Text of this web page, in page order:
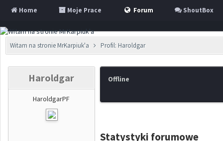
Home Moje Prace Forum ShoutBox
Witam na stronie MrKarpiuk'a Profil: Haroldgar
Haroldgar
HaroldgarPF
Offline
Statystyki forumowe